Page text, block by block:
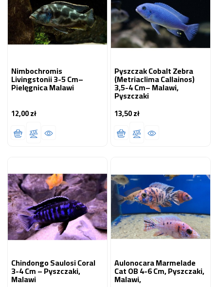
Nimbochromis
Livingstonii 3-5 Cm–
Pielęgnica Malawi
12,00 złCena
Pyszczak Cobalt Zebra
(Metriaclima Callainos)
3,5-4 Cm– Malawi,
Pyszczaki
13,50 złCena
Chindongo Saulosi Coral
3-4 Cm – Pyszczaki,
Malawi
Aulonocara Marmelade
Cat OB 4-6 Cm, Pyszczaki,
Malawi,